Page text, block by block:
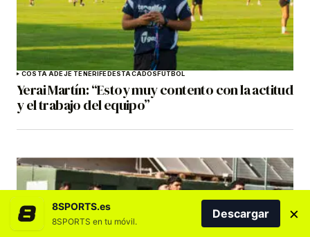
COSTA ADEJE TENERIFEDESTACADOSFÚTBOL
Yerai Martín: “Estoy muy contento con la actitud
y el trabajo del equipo”
8SPORTS.es
8SPORTS en tu móvil.
Descargar ×